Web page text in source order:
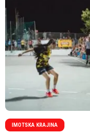
IMOTSKA KRAJINA